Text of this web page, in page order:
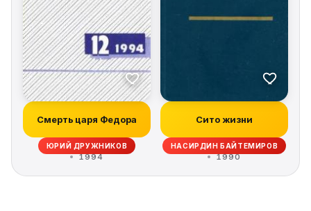
Смерть царя Федора
ЮРИЙ ДРУЖНИКОВ
1994
Сито жизни
НАСИРДИН БАЙТЕМИРОВ
1990